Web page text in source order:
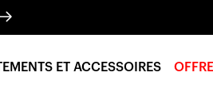
ET ACCESSOIRES